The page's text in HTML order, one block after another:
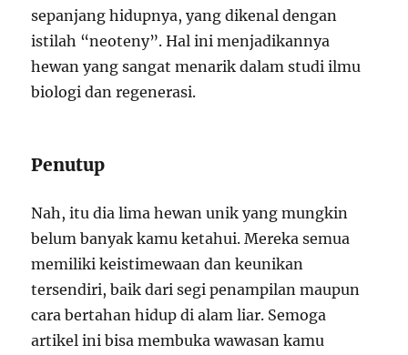
sepanjang hidupnya, yang dikenal dengan
istilah “neoteny”. Hal ini menjadikannya
hewan yang sangat menarik dalam studi ilmu
biologi dan regenerasi.
Penutup
Nah, itu dia lima hewan unik yang mungkin
belum banyak kamu ketahui. Mereka semua
memiliki keistimewaan dan keunikan
tersendiri, baik dari segi penampilan maupun
cara bertahan hidup di alam liar. Semoga
artikel ini bisa membuka wawasan kamu